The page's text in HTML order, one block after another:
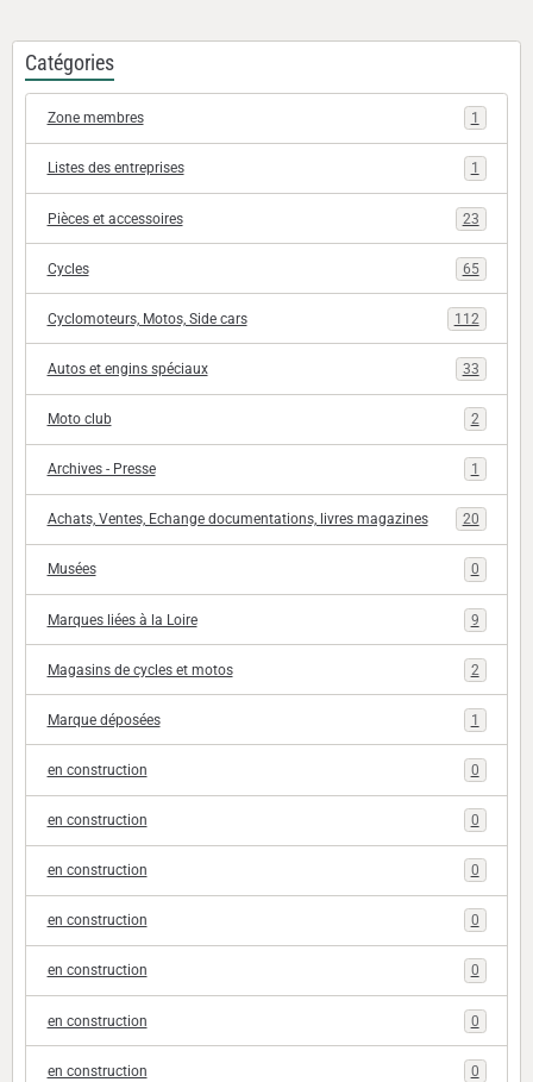
Catégories
Zone membres 1
Listes des entreprises 1
Pièces et accessoires 23
Cycles 65
Cyclomoteurs, Motos, Side cars 112
Autos et engins spéciaux 33
Moto club 2
Archives - Presse 1
Achats, Ventes, Echange documentations, livres magazines 20
Musées 0
Marques liées à la Loire 9
Magasins de cycles et motos 2
Marque déposées 1
en construction 0
en construction 0
en construction 0
en construction 0
en construction 0
en construction 0
en construction 0